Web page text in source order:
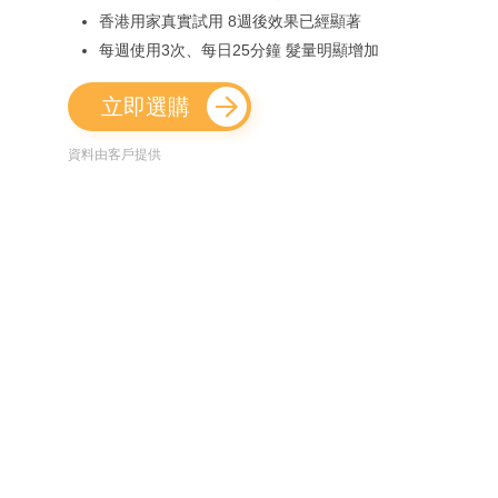
香港用家真實試用 8週後效果已經顯著
每週使用3次、每日25分鐘 髮量明顯增加
立即選購
資料由客戶提供